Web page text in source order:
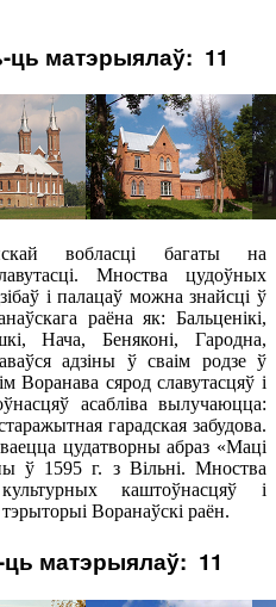
ць матэрыялаў: 11
вобласці багаты на
Мноства цудоўных
і палацаў можна знайсці ў
раёна як: Бальценікі,
Нача, Беняконі, Гародна,
адзіны ў сваім родзе ў
Воранава сярод славутасцяў і
асабліва вылучаюцца:
гарадская забудова.
цудатворны абраз «Маці
ў 1595 г. з Вільні. Мноства
каштоўнасцяў і
Воранаўскі раён.
матэрыялаў: 11